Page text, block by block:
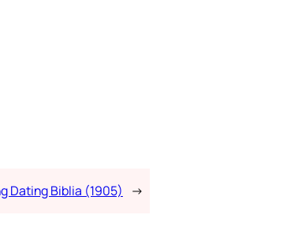
Dating Biblia (1905) →